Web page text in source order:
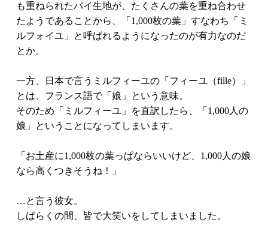
も重ねられたパイ生地が、たくさんの葉を重ね合わせ
たようであることから、「1,000枚の葉」すなわち「ミ
ルフォイユ」と呼ばれるようになったのが有力なのだ
とか。
一方、日本で言うミルフィーユの「フィーユ（fille）」
とは、フランス語で「娘」という意味。
そのため「ミルフィーユ」を直訳したら、「1,000人の
娘」ということになってしまいます。
「お土産に1,000枚の葉っぱならいいけど、1,000人の娘
なら高くつきそうね！」
…と言う彼女。
しばらくの間、皆で大笑いをしてしまいました。